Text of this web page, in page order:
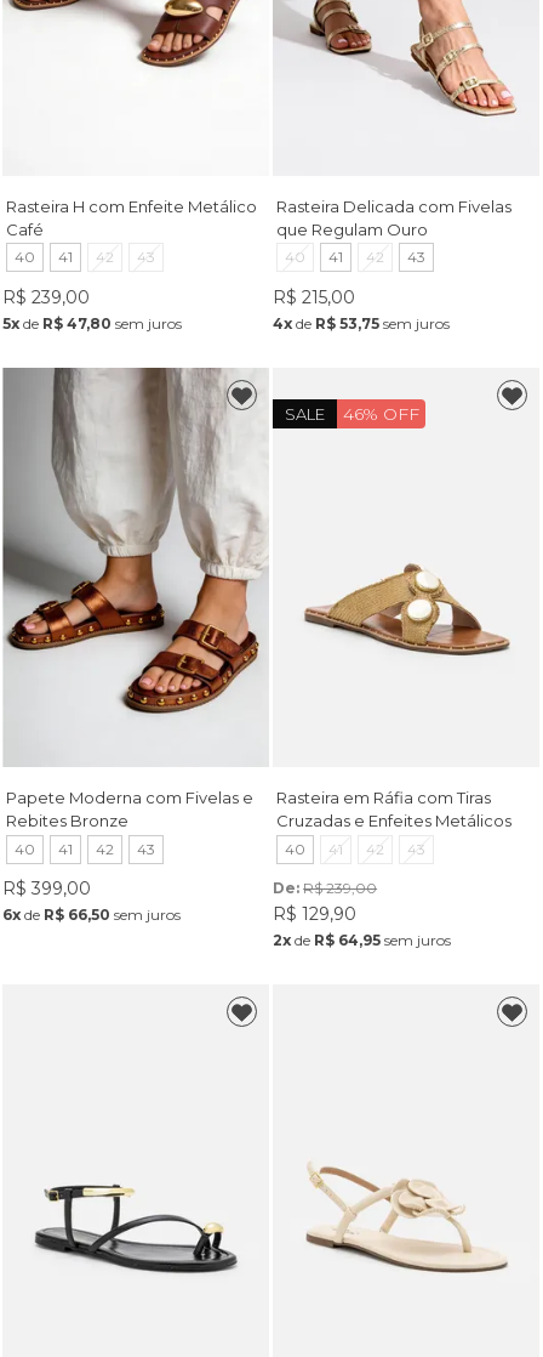
Rasteira H com Enfeite Metálico
Café
40 41 42 43
R$ 239,00
5xde R$ 47,80 sem juros
Rasteira Delicada com Fivelas
que Regulam Ouro
40 41 42 43
R$ 215,00
4x de R$ 53,75 sem juros
Papete Moderna com Fivelas e
Rebites Bronze
40 41 42 43
R$ 399,00
6xde R$ 66,50 sem juros
SALE 46% OFF
Rasteira em Ráfia com Tiras
Cruzadas e Enfeites Metálicos
Amêndoa
40 41 42 43
De: R$ 239,00
R$ 129,90
2x de R$ 64,95 sem juros